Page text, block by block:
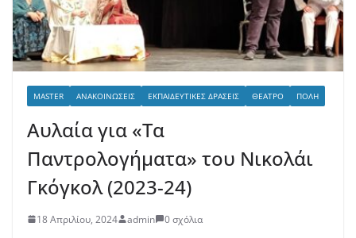
MASTER ΑΝΑΚΟΙΝΏΣΕΙΣ ΕΚΠΑΙΔΕΥΤΙΚΈΣ ΔΡΆΣΕΙΣ ΘΈΑΤΡΟ ΠΌΛΗ
Αυλαία για «Τα
Παντρολογήματα» του Νικολάι
Γκόγκολ (2023-24)
18 Απριλίου, 2024 admin 0 σχόλια